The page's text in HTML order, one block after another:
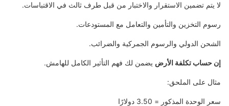
لا يتم تضمين الاستقرار والاختبار من قبل طرف ثالث في الاقتباسات.
رسوم التخزين والتأمين والتعامل مع المستودعات.
الشحن الدولي والرسوم الجمركية والضرائب.
إن حساب تكلفة الأرض يضمن لك فهم التأثير الكامل للهامش.
مثال على الملحق:
سعر الوحدة المذكور = 3.50 دولارًا